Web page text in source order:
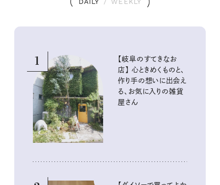
1
【岐阜のすてきなお
店】 心ときめくものと、
作り手の想いに出会え
る、お気に入りの雑貨
屋さん